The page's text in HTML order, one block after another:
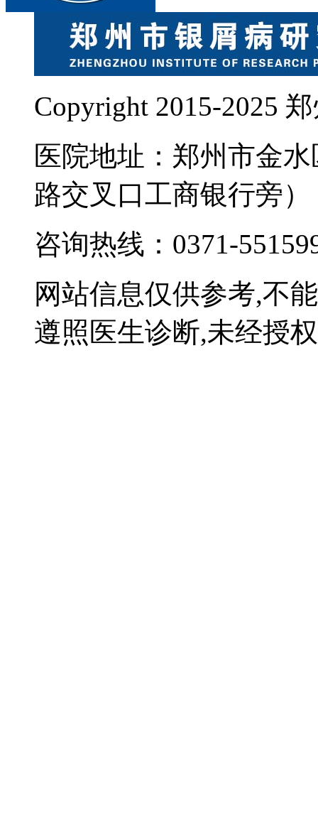
Copyright 2015-2025
医院地址：郑州市金
路交叉口工商银行旁）
咨询热线：0371-
网站信息仅供参考,不
遵照医生诊断,未经授